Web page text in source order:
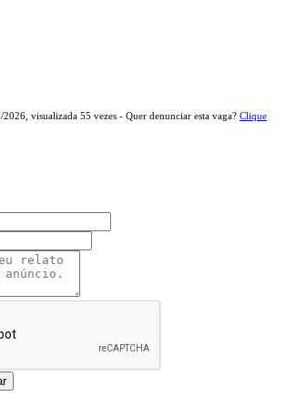
2026 , visualizada 55 vezes - Quer denunciar esta vaga? Clique